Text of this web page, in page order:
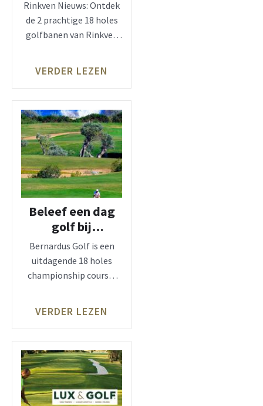
Rinkven Nieuws: Ontdek
de 2 prachtige 18 holes
golfbanen van Rinkven
VERDER LEZEN
Beleef een dag
golf bij
Bernardus,
Cromvoirt
Nederland
Bernardus Golf is een
uitdagende 18 holes
championship course,
VERDER LEZEN